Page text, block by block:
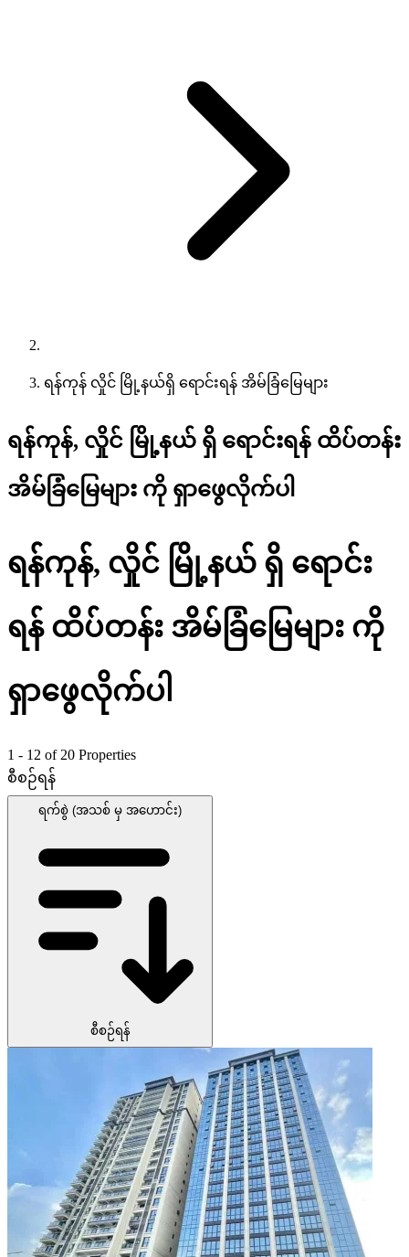
ရန်ကုန် လှိုင် မြို့နယ်ရှိ ရောင်းရန် အိမ်ခြံမြေများ
ရန်ကုန်, လှိုင် မြို့နယ် ရှိ ရောင်းရန် ထိပ်တန်း
အိမ်ခြံမြေများ ကို ရှာဖွေလိုက်ပါ
ရန်ကုန်, လှိုင် မြို့နယ် ရှိ ရောင်း
ရန် ထိပ်တန်း အိမ်ခြံမြေများ ကို
ရှာဖွေလိုက်ပါ
1 - 12 of 20 Properties
စီစဉ်ရန်
ရက်စွဲ (အသစ် မှ အဟောင်း)
စီစဉ်ရန်